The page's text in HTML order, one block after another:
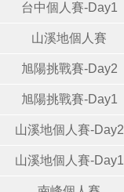
台中個人賽-Day1
山溪地個人賽
旭陽挑戰賽-Day2
旭陽挑戰賽-Day1
山溪地個人賽-Day2
山溪地個人賽-Day1